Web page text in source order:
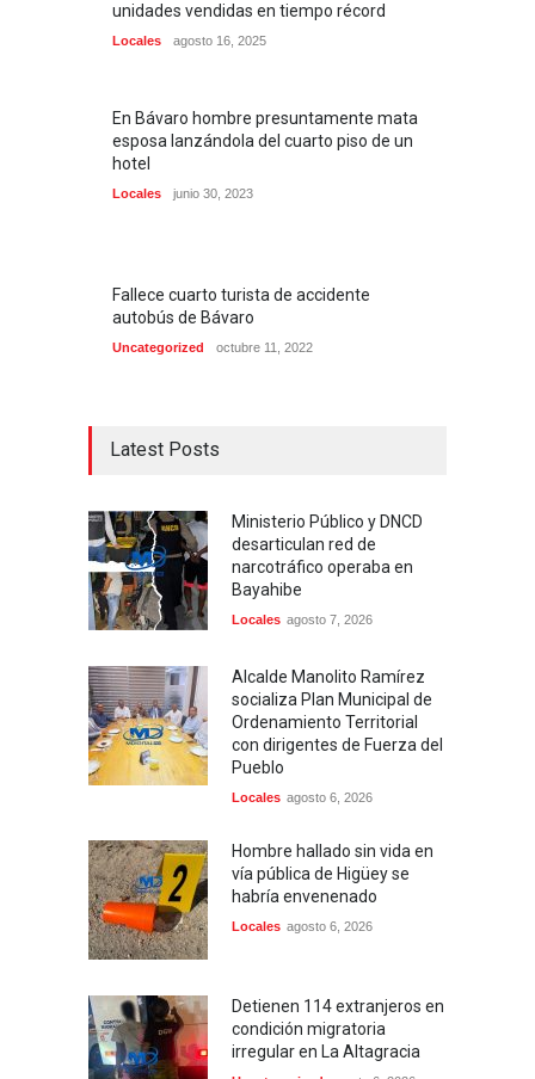
unidades vendidas en tiempo récord
Locales agosto 16, 2025
En Bávaro hombre presuntamente mata
esposa lanzándola del cuarto piso de un
hotel
Locales junio 30, 2023
Fallece cuarto turista de accidente
autobús de Bávaro
Uncategorized octubre 11, 2022
Latest Posts
Ministerio Público y DNCD
desarticulan red de
narcotráfico operaba en
Bayahibe
Locales agosto 7, 2026
Alcalde Manolito Ramírez
socializa Plan Municipal de
Ordenamiento Territorial
con dirigentes de Fuerza del
Pueblo
Locales agosto 6, 2026
Hombre hallado sin vida en
vía pública de Higüey se
habría envenenado
Locales agosto 6, 2026
Detienen 114 extranjeros en
condición migratoria
irregular en La Altagracia